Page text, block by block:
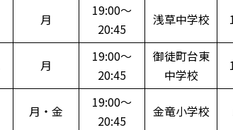
月
19:00～
20:45
浅草中学校
月
19:00～
20:45
御徒町台東
中学校
月・金
19:00～
20:45
金竜小学校